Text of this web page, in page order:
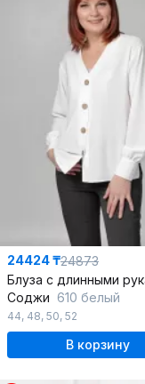
24424 ₸24873
Соджи 610 белый
44, 48, 50, 52
В корзину